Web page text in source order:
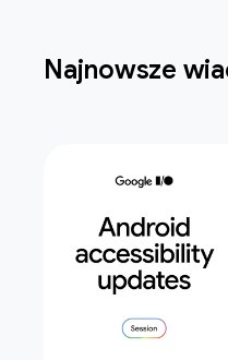
Najnowsze